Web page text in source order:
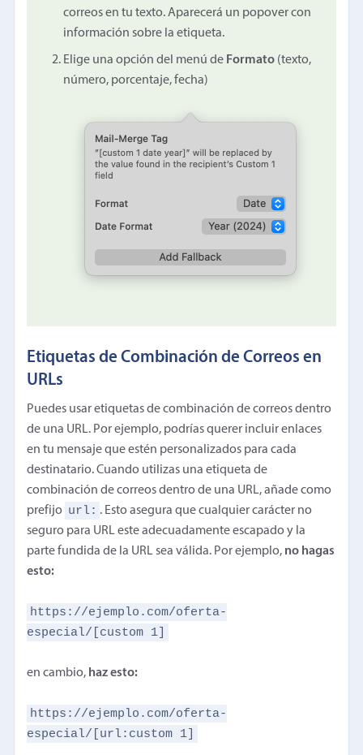
correos en tu texto. Aparecerá un popover con
información sobre la etiqueta.
Elige una opción del menú de Formato (texto,
número, porcentaje, fecha)
Etiquetas de Combinación de Correos en
URLs
Puedes usar etiquetas de combinación de correos dentro
de una URL. Por ejemplo, podrías querer incluir enlaces
en tu mensaje que estén personalizados para cada
destinatario. Cuando utilizas una etiqueta de
combinación de correos dentro de una URL, añade como
prefijo url: . Esto asegura que cualquier carácter no
seguro para URL este adecuadamente escapado y la
parte fundida de la URL sea válida. Por ejemplo, no hagas
esto:
https://ejemplo.com/oferta-
especial/[custom 1]
en cambio, haz esto:
https://ejemplo.com/oferta-
especial/[url:custom 1]